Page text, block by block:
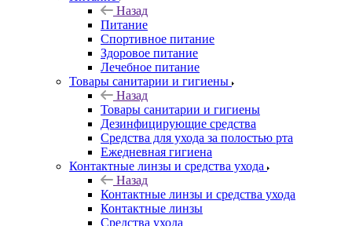
Назад
Питание
Спортивное питание
Здоровое питание
Лечебное питание
Товары санитарии и гигиены
Назад
Товары санитарии и гигиены
Дезинфицирующие средства
Средства для ухода за полостью рта
Ежедневная гигиена
Контактные линзы и средства ухода
Назад
Контактные линзы и средства ухода
Контактные линзы
Средства ухода